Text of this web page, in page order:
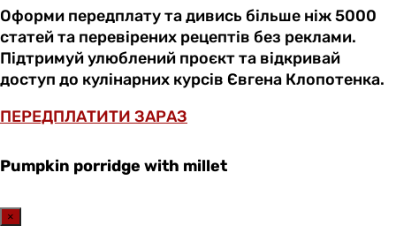
Оформи передплату та дивись більше ніж 5000
статей та перевірених рецептів без реклами.
Підтримуй улюблений проєкт та відкривай
доступ до кулінарних курсів Євгена Клопотенка.
ПЕРЕДПЛАТИТИ ЗАРАЗ
Pumpkin porridge with millet
×